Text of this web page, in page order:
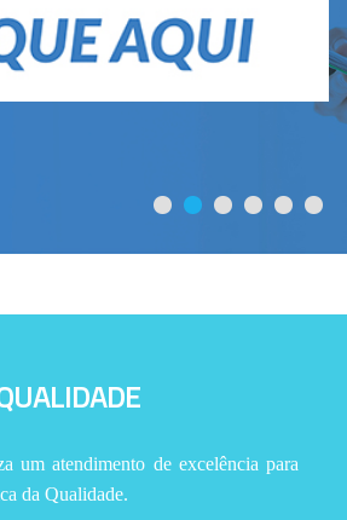
um atendimento de excelência para
da Qualidade.